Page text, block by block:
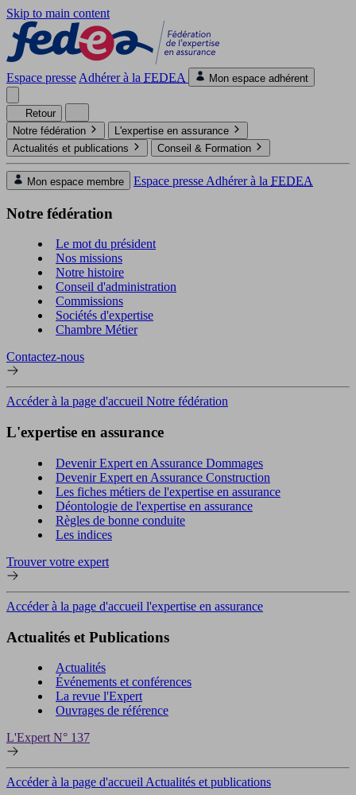
Skip to main content
Espace presse Adhérer à la FEDEA Mon espace adhérent
Retour
Notre fédération
L'expertise en assurance
Actualités et publications
Conseil & Formation
Mon espace membre Espace presse Adhérer à la FEDEA
Notre fédération
Le mot du président
Nos missions
Notre histoire
Conseil d'administration
Commissions
Sociétés d'expertise
Chambre Métier
Contactez-nous
Accéder à la page d'accueil Notre fédération
L'expertise en assurance
Devenir Expert en Assurance Dommages
Devenir Expert en Assurance Construction
Les fiches métiers de l'expertise en assurance
Déontologie de l'expertise en assurance
Règles de bonne conduite
Les indices
Trouver votre expert
Accéder à la page d'accueil l'expertise en assurance
Actualités et Publications
Actualités
Événements et conférences
La revue l'Expert
Ouvrages de référence
L'Expert N° 137
Accéder à la page d'accueil Actualités et publications